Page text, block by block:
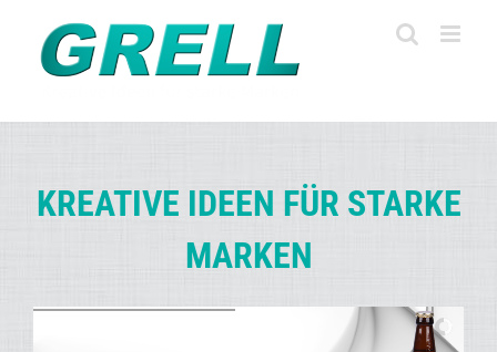
springen
KREATIVE IDEEN FÜR STARKE
MARKEN